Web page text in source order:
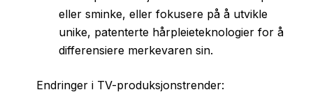
eller sminke, eller fokusere på å utvikle
unike, patenterte hårpleieteknologier for å
differensiere merkevaren sin.
Endringer i TV-produksjonstrender: